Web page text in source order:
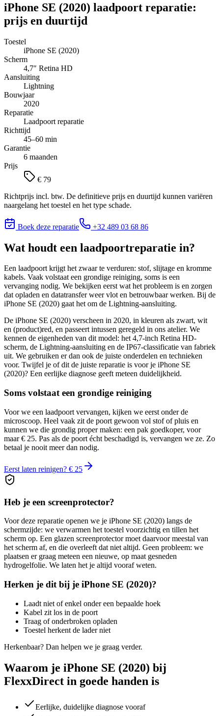
iPhone SE (2020) laadpoort reparatie:
prijs en duurtijd
Toestel
iPhone SE (2020)
Scherm
4,7″ Retina HD
Aansluiting
Lightning
Bouwjaar
2020
Reparatie
Laadpoort reparatie
Richttijd
45–60 min
Garantie
6 maanden
Prijs
€ 79
Richtprijs incl. btw. De definitieve prijs en duurtijd kunnen variëren
naargelang het toestel en het type schade.
Boek deze reparatie +32 489 03 68 86
Wat houdt een laadpoortreparatie in?
Een laadpoort krijgt het zwaar te verduren: stof, slijtage en kromme
kabels. Vaak volstaat een grondige reiniging, soms is een
vervanging nodig. We bekijken eerst wat het probleem is en zorgen
dat opladen en datatransfer weer vlot en betrouwbaar werken. Bij de
iPhone SE (2020) gaat het om de Lightning-aansluiting.
De iPhone SE (2020) verscheen in 2020, in kleuren als zwart, wit
en (product)red, en passeert intussen geregeld in ons atelier. We
kennen de eigenheden van dit model: het 4,7-inch Retina HD-
scherm, de Lightning-aansluiting en de IP67-classificatie van fabriek
uit. We gebruiken er dan ook de juiste onderdelen en technieken
voor. Twijfel je of dit de juiste reparatie is voor je iPhone SE
(2020)? Een eerlijke diagnose geeft meteen duidelijkheid.
Soms volstaat een grondige reiniging
Voor we een laadpoort vervangen, kijken we eerst onder de
microscoop. Heel vaak zit de poort gewoon vol stof of pluis en
kunnen we die grondig proper maken: een pak goedkoper, voor
maar € 25. Pas als de poort écht beschadigd is, vervangen we ze. Zo
betaal je nooit meer dan nodig.
Eerst laten reinigen? € 25
Heb je een screenprotector?
Voor deze reparatie openen we je iPhone SE (2020) langs de
schermzijde: we verwarmen het toestel voorzichtig en tillen het
scherm op. Een glazen screenprotector moet daarvoor meestal van
het scherm af, en die overleeft dat niet altijd. Geen probleem: we
plaatsen er graag meteen een nieuwe, op maat gesneden
hydrogelfolie. We laten het je altijd vooraf weten.
Herken je dit bij je iPhone SE (2020)?
Laadt niet of enkel onder een bepaalde hoek
Kabel zit los in de poort
Traag of onderbroken opladen
Toestel herkent de lader niet
Herkenbaar? Dan helpen we je graag verder.
Waarom je iPhone SE (2020) bij
FlexxDirect in goede handen is
Eerlijke, duidelijke diagnose vooraf